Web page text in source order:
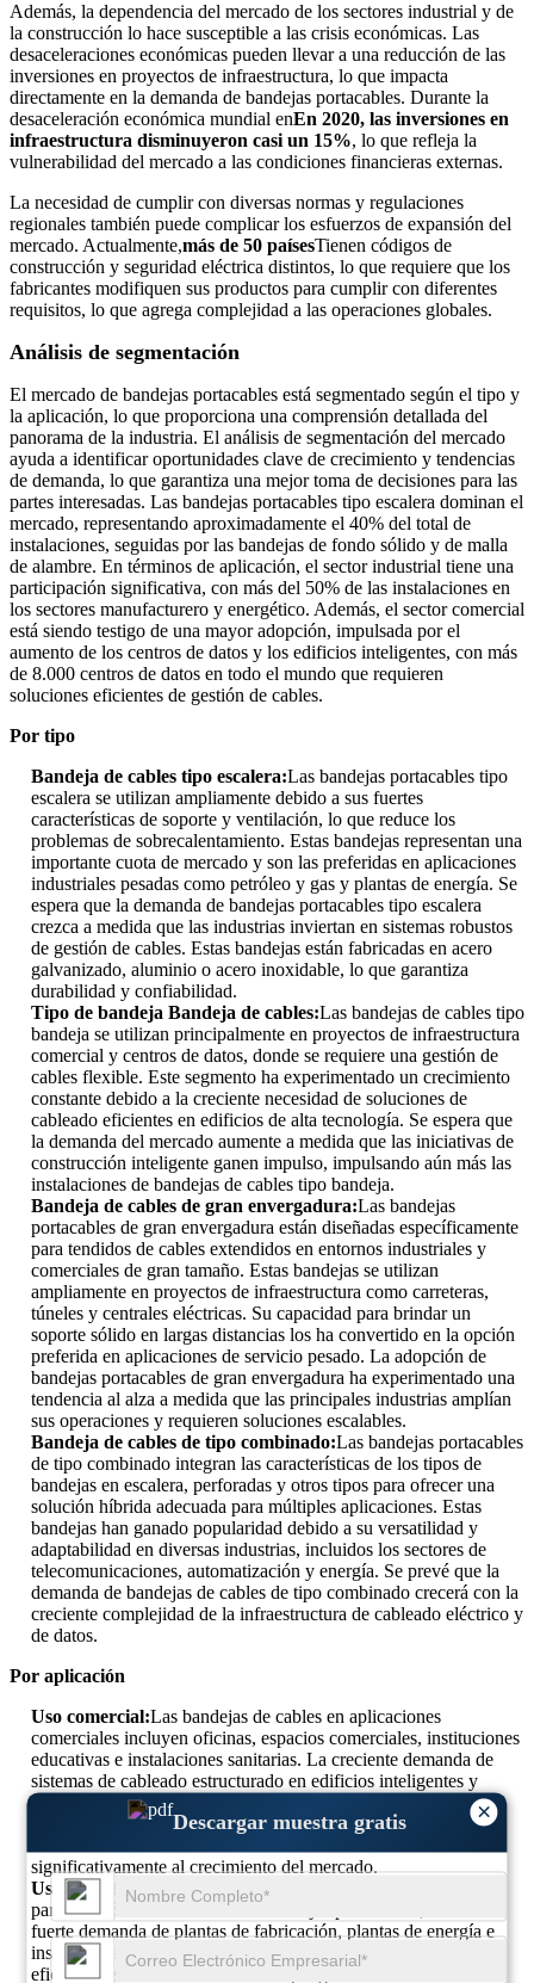
×
Descargar muestra gratis
Además, la dependencia del mercado de los sectores industrial y de
la construcción lo hace susceptible a las crisis económicas. Las
desaceleraciones económicas pueden llevar a una reducción de las
inversiones en proyectos de infraestructura, lo que impacta
directamente en la demanda de bandejas portacables. Durante la
desaceleración económica mundial enEn 2020, las inversiones en
infraestructura disminuyeron casi un 15%, lo que refleja la
vulnerabilidad del mercado a las condiciones financieras externas.
La necesidad de cumplir con diversas normas y regulaciones
regionales también puede complicar los esfuerzos de expansión del
mercado. Actualmente,más de 50 paísesTienen códigos de
construcción y seguridad eléctrica distintos, lo que requiere que los
fabricantes modifiquen sus productos para cumplir con diferentes
requisitos, lo que agrega complejidad a las operaciones globales.
Análisis de segmentación
El mercado de bandejas portacables está segmentado según el tipo y
la aplicación, lo que proporciona una comprensión detallada del
panorama de la industria. El análisis de segmentación del mercado
ayuda a identificar oportunidades clave de crecimiento y tendencias
de demanda, lo que garantiza una mejor toma de decisiones para las
partes interesadas. Las bandejas portacables tipo escalera dominan el
mercado, representando aproximadamente el 40% del total de
instalaciones, seguidas por las bandejas de fondo sólido y de malla
de alambre. En términos de aplicación, el sector industrial tiene una
participación significativa, con más del 50% de las instalaciones en
los sectores manufacturero y energético. Además, el sector comercial
está siendo testigo de una mayor adopción, impulsada por el
aumento de los centros de datos y los edificios inteligentes, con más
de 8.000 centros de datos en todo el mundo que requieren
soluciones eficientes de gestión de cables.
Por tipo
Bandeja de cables tipo escalera:Las bandejas portacables tipo
escalera se utilizan ampliamente debido a sus fuertes
características de soporte y ventilación, lo que reduce los
problemas de sobrecalentamiento. Estas bandejas representan una
importante cuota de mercado y son las preferidas en aplicaciones
industriales pesadas como petróleo y gas y plantas de energía. Se
espera que la demanda de bandejas portacables tipo escalera
crezca a medida que las industrias inviertan en sistemas robustos
de gestión de cables. Estas bandejas están fabricadas en acero
galvanizado, aluminio o acero inoxidable, lo que garantiza
durabilidad y confiabilidad.
Tipo de bandeja Bandeja de cables:Las bandejas de cables tipo
bandeja se utilizan principalmente en proyectos de infraestructura
comercial y centros de datos, donde se requiere una gestión de
cables flexible. Este segmento ha experimentado un crecimiento
constante debido a la creciente necesidad de soluciones de
cableado eficientes en edificios de alta tecnología. Se espera que
la demanda del mercado aumente a medida que las iniciativas de
construcción inteligente ganen impulso, impulsando aún más las
instalaciones de bandejas de cables tipo bandeja.
Bandeja de cables de gran envergadura:Las bandejas
portacables de gran envergadura están diseñadas específicamente
para tendidos de cables extendidos en entornos industriales y
comerciales de gran tamaño. Estas bandejas se utilizan
ampliamente en proyectos de infraestructura como carreteras,
túneles y centrales eléctricas. Su capacidad para brindar un
soporte sólido en largas distancias los ha convertido en la opción
preferida en aplicaciones de servicio pesado. La adopción de
bandejas portacables de gran envergadura ha experimentado una
tendencia al alza a medida que las principales industrias amplían
sus operaciones y requieren soluciones escalables.
Bandeja de cables de tipo combinado:Las bandejas portacables
de tipo combinado integran las características de los tipos de
bandejas en escalera, perforadas y otros tipos para ofrecer una
solución híbrida adecuada para múltiples aplicaciones. Estas
bandejas han ganado popularidad debido a su versatilidad y
adaptabilidad en diversas industrias, incluidos los sectores de
telecomunicaciones, automatización y energía. Se prevé que la
demanda de bandejas de cables de tipo combinado crecerá con la
creciente complejidad de la infraestructura de cableado eléctrico y
de datos.
Por aplicación
Uso comercial:Las bandejas de cables en aplicaciones
comerciales incluyen oficinas, espacios comerciales, instituciones
educativas e instalaciones sanitarias. La creciente demanda de
sistemas de cableado estructurado en edificios inteligentes y
complejos comerciales ha impulsado el mercado de bandejas
portacables en este sector. La expansión de las actividades de
significativamente al crecimiento del mercado.
Uso industrial:
Las aplicaciones industriales ocupan la mayor
participación en el mercado de bandejas portacables, con una
fuerte demanda de plantas de fabricación, plantas de energía e
instalaciones de petróleo y gas. La necesidad de una gestión
eficiente de los cables en entornos peligrosos ha llevado a la